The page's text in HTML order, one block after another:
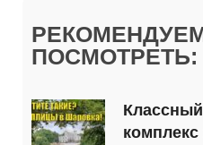
ПОСМОТРЕТЬ: